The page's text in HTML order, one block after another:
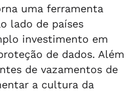
uma ferramenta
lado de países
investimento em
de dados. Além
de vazamentos de
a cultura da